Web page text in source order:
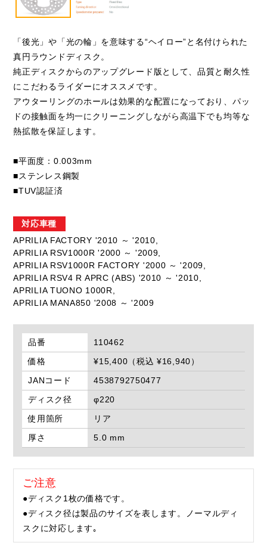
「後光」や「光の輪」を意味する“ヘイロー”と名付けられた
真円ラウンドディスク。
純正ディスクからのアップグレード版として、品質と耐久性
にこだわるライダーにオススメです。
アウターリングのホールは効果的な配置になっており、パッ
ドの接触面を均一にクリーニングしながら高温下でも均等な
熱拡散を保証します。
■平面度：0.003mm
■ステンレス鋼製
■TUV認証済
対応車種
APRILIA FACTORY '2010 ～ '2010,
APRILIA RSV1000R '2000 ～ '2009,
APRILIA RSV1000R FACTORY '2000 ～ '2009,
APRILIA RSV4 R APRC (ABS) '2010 ～ '2010,
APRILIA TUONO 1000R,
APRILIA MANA850 '2008 ～ '2009
品番
110462
価格
¥15,400（税込 ¥16,940）
JANコード
4538792750477
ディスク径
φ220
使用箇所
リア
厚さ
5.0 mm
ご注意
●ディスク1枚の価格です。
●ディスク径は製品のサイズを表します。ノーマルディ
スクに対応します｡